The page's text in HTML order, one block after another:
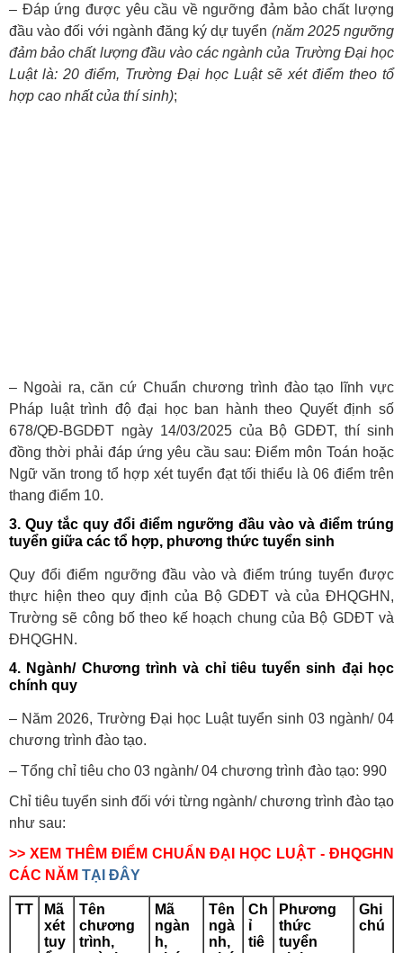
– Đáp ứng được yêu cầu về ngưỡng đảm bảo chất lượng
đầu vào đối với ngành đăng ký dự tuyển (năm 2025 ngưỡng
đảm bảo chất lượng đầu vào các ngành của Trường Đại học
Luật là: 20 điểm, Trường Đại học Luật sẽ xét điểm theo tổ
hợp cao nhất của thí sinh);
– Ngoài ra, căn cứ Chuẩn chương trình đào tạo lĩnh vực
Pháp luật trình độ đại học ban hành theo Quyết định số
678/QĐ-BGDĐT ngày 14/03/2025 của Bộ GDĐT, thí sinh
đồng thời phải đáp ứng yêu cầu sau: Điểm môn Toán hoặc
Ngữ văn trong tổ hợp xét tuyển đạt tối thiểu là 06 điểm trên
thang điểm 10.
3. Quy tắc quy đổi điểm ngưỡng đầu vào và điểm trúng
tuyển giữa các tổ hợp, phương thức tuyển sinh
Quy đổi điểm ngưỡng đầu vào và điểm trúng tuyển được
thực hiện theo quy định của Bộ GDĐT và của ĐHQGHN,
Trường sẽ công bố theo kế hoạch chung của Bộ GDĐT và
ĐHQGHN.
4. Ngành/ Chương trình và chỉ tiêu tuyển sinh đại học
chính quy
– Năm 2026, Trường Đại học Luật tuyển sinh 03 ngành/ 04
chương trình đào tạo.
– Tổng chỉ tiêu cho 03 ngành/ 04 chương trình đào tạo: 990
Chỉ tiêu tuyển sinh đối với từng ngành/ chương trình đào tạo
như sau:
>> XEM THÊM ĐIỂM CHUẨN ĐẠI HỌC LUẬT - ĐHQGHN
CÁC NĂM TẠI ĐÂY
TT
Mã
xét
tuy
Tên
chương
trình,
Mã
ngàn
h,
Tên
ngà
nh,
Ch
ỉ
tiê
Phương
thức
tuyển
Ghi
chú